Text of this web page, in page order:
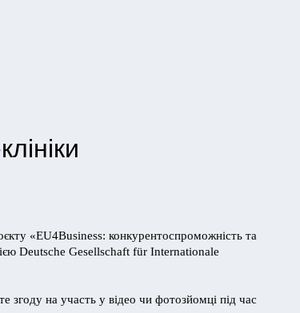
«EU4Business: конкурентоспроможність та
Deutsche Gesellschaft für Internationale
згоду на участь у відео чи фотозйомці під час